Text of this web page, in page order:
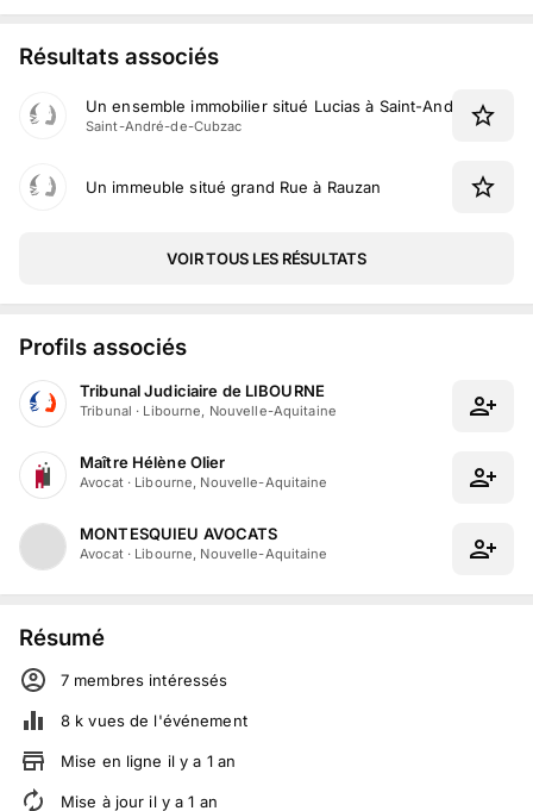
Résultats associés
Un ensemble immobilier situé Lucias à Saint-André-de-
Saint-André-de-Cubzac
Un immeuble situé grand Rue à Rauzan
VOIR TOUS LES RÉSULTATS
Profils associés
Tribunal Judiciaire de LIBOURNE
Tribunal · Libourne, Nouvelle-Aquitaine
Maître Hélène Olier
Avocat· Libourne, Nouvelle-Aquitaine
MONTESQUIEU AVOCATS
Avocat· Libourne, Nouvelle-Aquitaine
Résumé
7 membres intéressés
8 k vues de l'événement
Mise en ligne il y a 1 an
Mise à jour il y a1 an